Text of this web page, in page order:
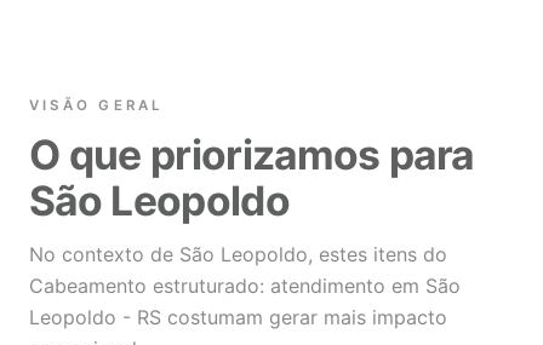
VISÃO GERAL
O que priorizamos para
São Leopoldo
No contexto de São Leopoldo, estes itens do
Cabeamento estruturado: atendimento em São
Leopoldo - RS costumam gerar mais impacto